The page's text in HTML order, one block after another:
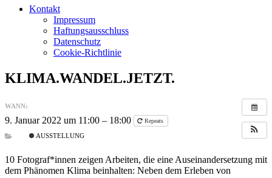
Kontakt
Impressum
Haftungsausschluss
Datenschutz
Cookie-Richtlinie
KLIMA.WANDEL.JETZT.
WANN:
9. Januar 2022 um 11:00 – 18:00 Repeats
AUSSTELLUNG
10 Fotograf*innen zeigen Arbeiten, die eine Auseinandersetzung mit
dem Phänomen Klima beinhalten: Neben dem Erleben von